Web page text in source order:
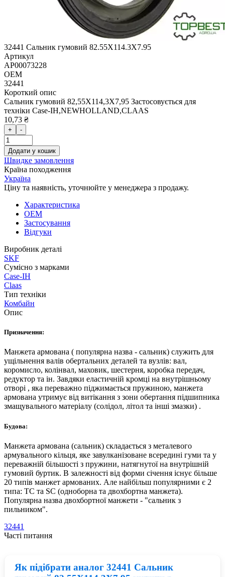
32441 Сальник гумовий 82.55X114.3X7.95
Артикул
AP00073228
OEM
32441
Короткий опис
Сальник гумовий 82,55X114,3X7,95 Застосовується для
техніки Case-IH,NEWHOLLAND,CLAAS
10,73 ₴
+ -
Додати у кошик
Швидке замовлення
Країна походження
Україна
Ціну та наявність, уточнюйте у менеджера з продажу.
Характеристика
OEM
Застосування
Відгуки
Виробник деталі
SKF
Сумісно з марками
Case-IH
Claas
Тип техніки
Комбайн
Опис
Призначення:
Манжета армована ( популярна назва - сальник) служить для
ущільнення валів обертальних деталей та вузлів: вал,
коромисло, колінвал, маховик, шестерня, коробка передач,
редуктор та ін. Завдяки еластичній кромці на внутрішньому
отворі , яка переважно піджимається пружиною, манжета
армована утримує від витікання з зони обертання підшипника
змащувального матеріалу (солідол, літол та інші змазки) .
Будова:
Манжета армована (сальник) складається з металевого
армувального кільця, яке завулканізоване всередині гуми та у
переважній більшості з пружини, натягнутої на внутрішній
гумовий буртик. В залежності від форми січення існує більше
20 типів манжет армованих. Але найбільш популярними є 2
типа: TC та SC (одноборна та двохбортна манжета).
Популярна назва двохбортної манжети - "сальник з
пильником".
32441
Часті питання
Як підібрати аналог 32441 Сальник